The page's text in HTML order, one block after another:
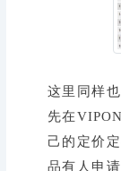
这里同样
先在
己的定价
品有人申